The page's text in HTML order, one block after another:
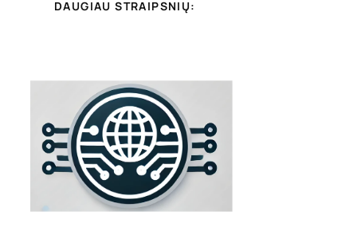
DAUGIAU STRAIPSNIŲ: